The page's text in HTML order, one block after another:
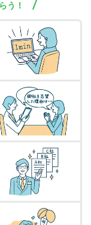
う！